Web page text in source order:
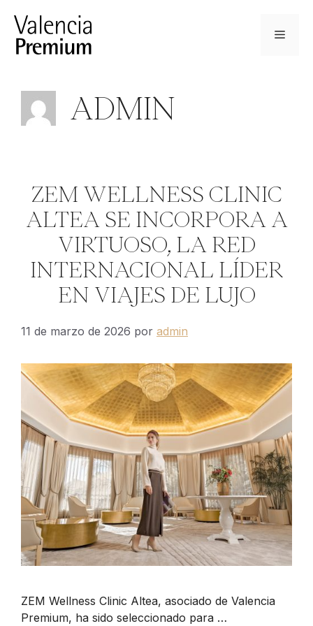
contenido
Menú
ADMIN
ZEM WELLNESS CLINIC
ALTEA SE INCORPORA A
VIRTUOSO, LA RED
INTERNACIONAL LÍDER
EN VIAJES DE LUJO
11 de marzo de 2026 por admin
ZEM Wellness Clinic Altea, asociado de Valencia
Premium, ha sido seleccionado para …